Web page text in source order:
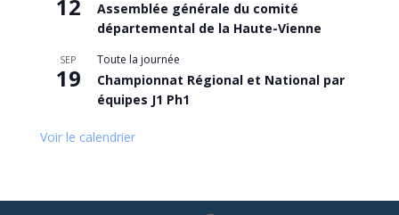
12
Assemblée générale du comité
départemental de la Haute-Vienne
SEP
19
Toute la journée
Championnat Régional et National par
équipes J1 Ph1
Voir le calendrier